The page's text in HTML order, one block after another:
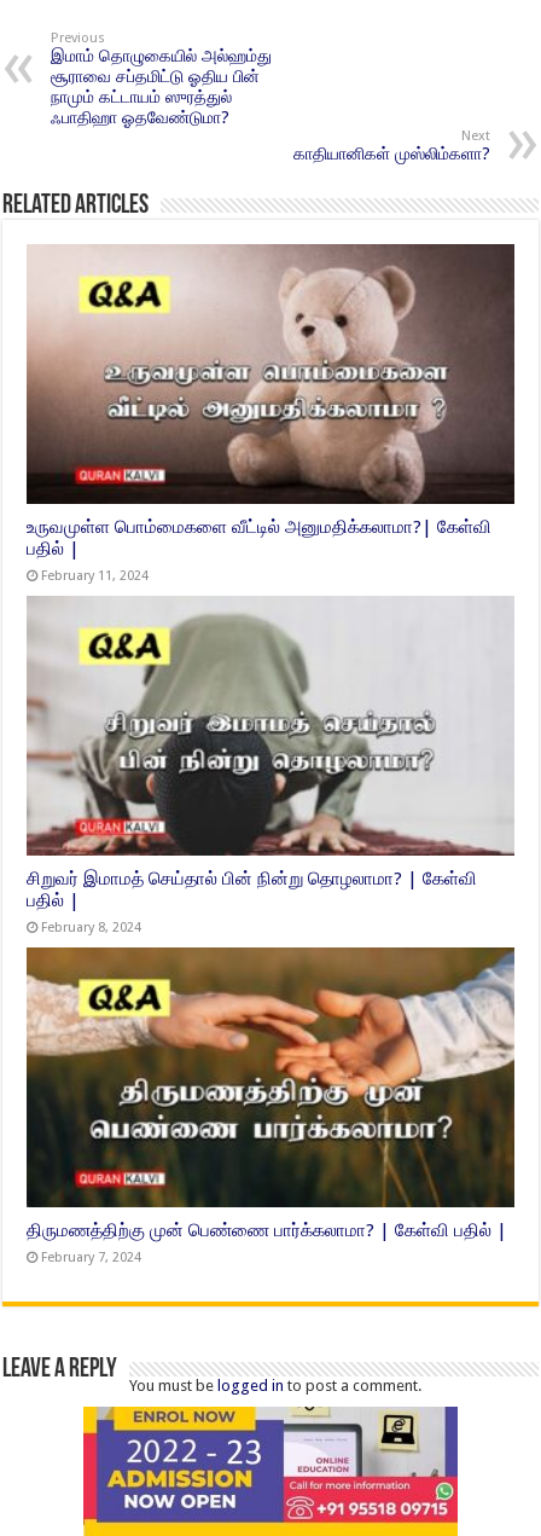
Previous
இமாம் தொழுகையில் அல்ஹம்து
சூராவை சப்தமிட்டு ஓதிய பின்
நாமும் கட்டாயம் ஸுரத்துல்
ஃபாதிஹா ஓதவேண்டுமா?
Next
காதியானிகள் முஸ்லிம்களா?
Related Articles
உருவமுள்ள பொம்மைகளை வீட்டில் அனுமதிக்கலாமா?| கேள்வி
பதில் |
February 11, 2024
சிறுவர் இமாமத் செய்தால் பின் நின்று தொழலாமா? | கேள்வி
பதில் |
February 8, 2024
திருமணத்திற்கு முன் பெண்ணை பார்க்கலாமா? | கேள்வி பதில் |
February 7, 2024
Leave a Reply
You must belogged in to post a comment.